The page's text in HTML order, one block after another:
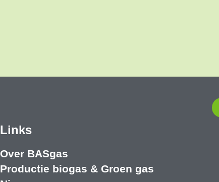
Links
Over BASgas
Productie biogas & Groen gas